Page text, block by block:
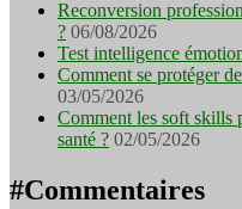
Reconversion
? 06/08/2026
Test intelligence
Comment se protéger
03/05/2026
Comment les soft skills
santé ? 02/05/2026
#Commentaires